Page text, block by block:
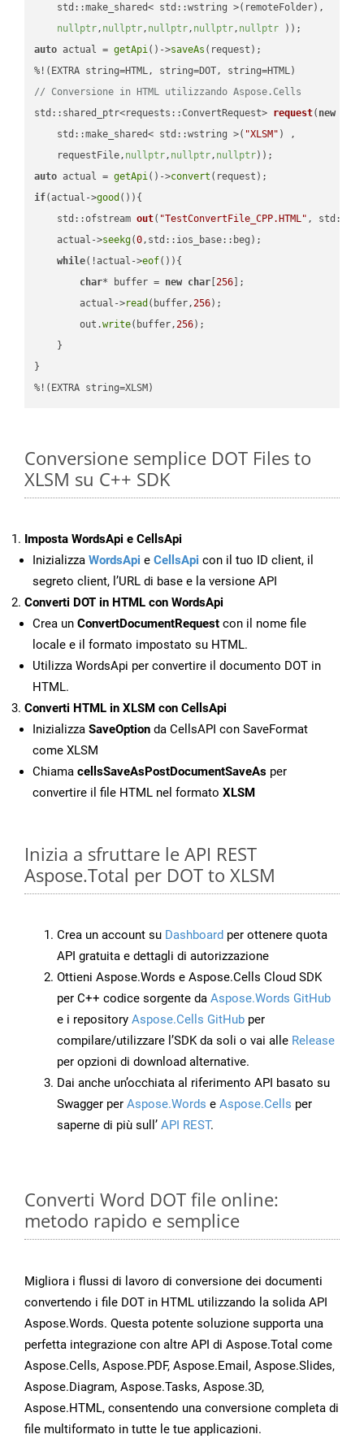
    std::make_shared< std::wstring >(remoteFolder),
nullptr, nullptr, nullptr, nullptr, nullptr ))
auto actual = getApi()->saveAs (request);
// Conversione in HTML utilizzando Aspose.Cells
std::shared_ptr<requests::ConvertRequest> request( new
    std::make_shared< std::wstring >(
"XLSM" ) ,
    requestFile,
nullptr, nullptr, nullptr))
auto actual = getApi()->convert
if(actual->good ()){
std::ofstream out( "TestConvertFile_CPP.HTML" ,
    actual->
seekg(0,std::ios_base::beg);
while(!actual->eof()){
char* buffer = new char [256 ];
        actual->
read (buffer,256);
        out.
write(buffer,256);
    }
}
%!(EXTRA string=XLSM)
Conversione semplice DOT Files to
XLSM su C++ SDK
Imposta WordsApi e CellsApi
Inizializza WordsApi e CellsApi con il tuo ID client, il
segreto client, l’URL di base e la versione API
Converti DOT in HTML con WordsApi
Crea un ConvertDocumentRequest con il nome file
locale e il formato impostato su HTML.
Utilizza WordsApi per convertire il documento DOT in
HTML.
Converti HTML in XLSM con CellsApi
Inizializza SaveOption da CellsAPI con SaveFormat
come XLSM
Chiama cellsSaveAsPostDocumentSaveAs per
convertire il file HTML nel formato XLSM
Inizia a sfruttare le API REST
Aspose.Total per DOT to XLSM
Crea un account su Dashboard per ottenere quota
API gratuita e dettagli di autorizzazione
Ottieni Aspose.Words e Aspose.Cells Cloud SDK
per C++ codice sorgente da Aspose.Words GitHub
e i repository Aspose.Cells GitHub per
compilare/utilizzare l’SDK da soli o vai alle Release
per opzioni di download alternative.
Dai anche un’occhiata al riferimento API basato su
Swagger per Aspose.Words e Aspose.Cells per
saperne di più sull’ API REST.
Converti Word DOT file online:
metodo rapido e semplice
Migliora i flussi di lavoro di conversione dei documenti
convertendo i file DOT in HTML utilizzando la solida API
Aspose.Words. Questa potente soluzione supporta una
perfetta integrazione con altre API di Aspose.Total come
Aspose.Cells, Aspose.PDF, Aspose.Email, Aspose.Slides,
Aspose.Diagram, Aspose.Tasks, Aspose.3D,
Aspose.HTML, consentendo una conversione completa di
file multiformato in tutte le tue applicazioni.